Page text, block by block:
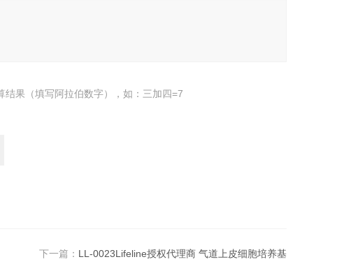
结果（填写阿拉伯数字），如：三加四=7
下一篇： LL-0023Lifeline授权代理商 气道上皮细胞培养基